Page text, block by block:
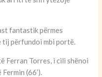
fantastik përmes
përfundoi mbi portë.
Ferran Torres, i cili shënoi
(66’).